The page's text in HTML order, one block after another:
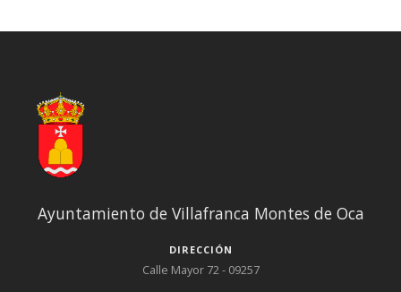
Ayuntamiento de Villafranca Montes de Oca
DIRECCIÓN
Calle Mayor 72 - 09257